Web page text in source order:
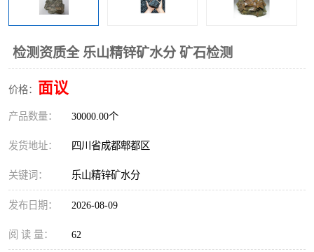
检测资质全 乐山精锌矿水分 矿石检测
价格： 面议
产品数量： 30000.00个
发货地址： 四川省成都郫都区
关键词： 乐山精锌矿水分
发布日期： 2026-08-09
阅 读 量： 62